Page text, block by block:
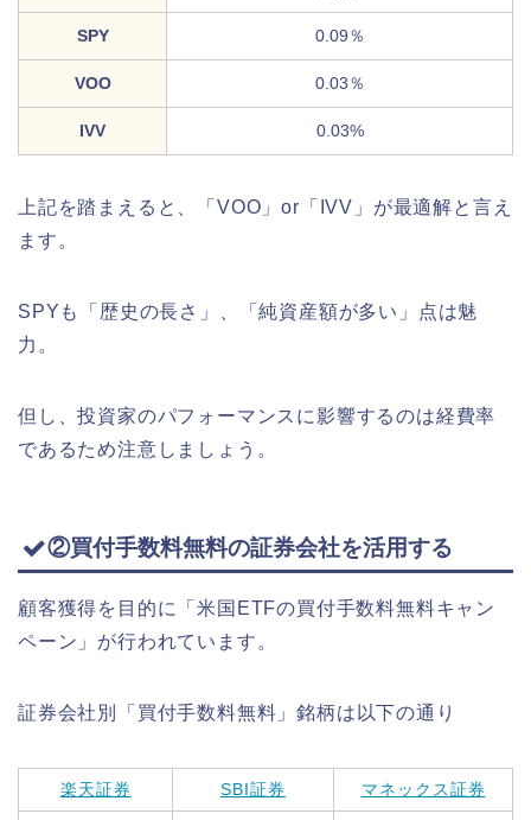
SPY 0.09％
VOO 0.03％
IVV 0.03%
上記を踏まえると、「VOO」or「IVV」が最適解と言え
ます。
SPYも「歴史の長さ」、「純資産額が多い」点は魅
力。
但し、投資家のパフォーマンスに影響するのは経費率
であるため注意しましょう。
②買付手数料無料の証券会社を活用する
顧客獲得を目的に「米国ETFの買付手数料無料キャン
ペーン」が行われています。
証券会社別「買付手数料無料」銘柄は以下の通り
楽天証券 SBI証券 マネックス証券